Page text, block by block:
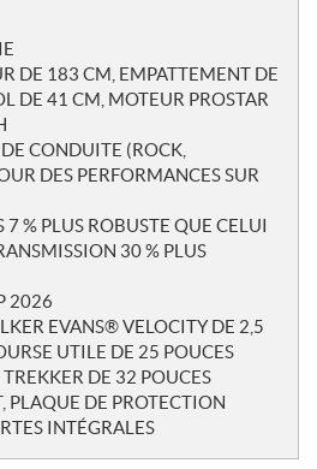
DE 183 CM, EMPATTEMENT DE
DE 41 CM, MOTEUR PROSTAR
CONDUITE (ROCK,
DES PERFORMANCES SUR
% PLUS ROBUSTE QUE CELUI
30 % PLUS
2026
EVANS® VELOCITY DE 2,5
UTILE DE 25 POUCES
DE 32 POUCES
PLAQUE DE PROTECTION
INTÉGRALES